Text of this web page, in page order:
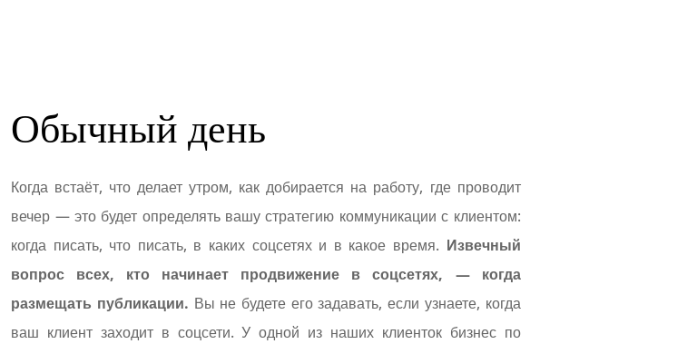
Обычный день
Когда встаёт, что делает утром, как добирается на работу, где проводит
вечер — это будет определять вашу стратегию коммуникации с клиентом:
когда писать, что писать, в каких соцсетях и в какое время. Извечный
вопрос всех, кто начинает продвижение в соцсетях, — когда
размещать публикации. Вы не будете его задавать, если узнаете, когда
ваш клиент заходит в соцсети. У одной из наших клиенток бизнес по